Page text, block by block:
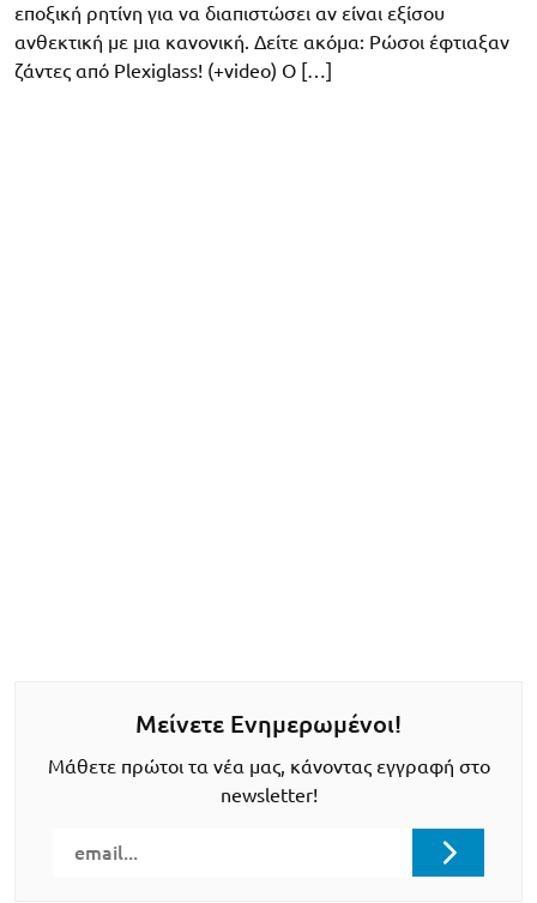
εποξική ρητίνη για να διαπιστώσει αν είναι εξίσου
ανθεκτική με μια κανονική. Δείτε ακόμα: Ρώσοι έφτιαξαν
ζάντες από Plexiglass! (+video) Ο […]
Μείνετε Ενημερωμένοι!
Μάθετε πρώτοι τα νέα μας, κάνοντας εγγραφή στο
newsletter!